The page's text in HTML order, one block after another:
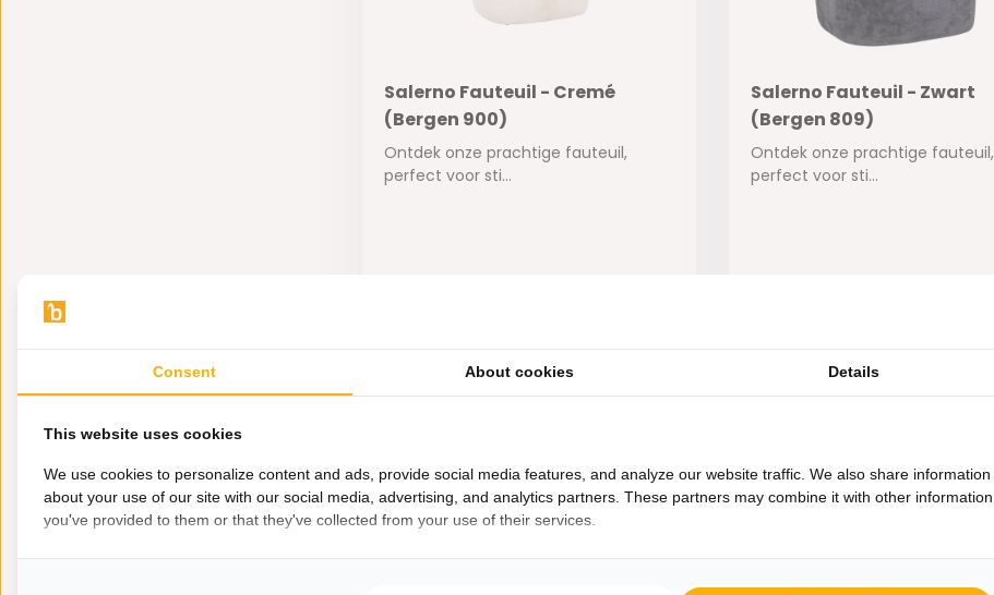
Salerno Fauteuil - Cremé
(Bergen 900)
Ontdek onze prachtige fauteuil,
perfect voor sti...
345,-
Salerno Fauteuil - Zwart
(Bergen 809)
Ontdek onze prachtige fauteuil,
perfect voor sti...
345,-
700,-
525,-
600,-
387,-
Consent About cookies Details
This website uses cookies
We use cookies to personalize content and ads, provide social media features, and analyze our website traffic. We also share information
about your use of our site with our social media, advertising, and analytics partners. These partners may combine it with other information
you've provided to them or that they've collected from your use of their services.